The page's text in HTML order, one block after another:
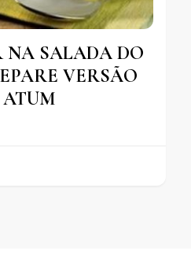
NA SALADA DO
VERSÃO